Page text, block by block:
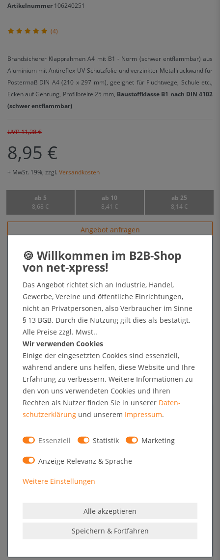
Artikelnummer 106240251
(4)
Brandsicherer Klapprahmen A4 mit B1 - Norm (schwer entflammbar) aus
Aluminium mit Antireflex-UV-Schutzfolie und verzinkter Metallrückwand für
Postermaß DIN A4 (210 x 297 mm), geeignet für Fluchtwege, Schule etc.,
Ecken auf Gehrung, Profilbreite 25 mm, Baustoffklasse B1 nach DIN 4102
(schwer entflammbar)
UVP 11,28 €
8,95 €
+ MwSt. 19%, zzgl. Versandkosten
ab 5
8,68 €
ab 10
8,41 €
ab 25
8,14 €
Angebot anfragen
Artikel lagernd und direkt versandbereit
Lieferung kostenfrei ab 49,90 € netto (DE)
Fügen Sie Artikel im Wert von 49.90 € für die kostenfreie Lieferung
hinzu.
In den Warenkorb
+ Sichere Zahlungsarten mit Käuferschutz oder Zahlung nach Erhalt der Ware auf Rechnung
Technische Daten
Angaben zur Produktsicherheit
241 x 328 x 10,8 mm
Das Angebot richtet sich an Industrie, Handel,
Gewerbe, Vereine und öffentliche Einrichtungen,
nicht an Privatpersonen, also Verbraucher im Sinne
§ 13 BGB. Durch die Nutzung gilt dies als bestätigt.
Alle Preise zzgl. Mwst..
Wir verwenden Cookies
Einige der eingesetzten Cookies sind essenziell,
während andere uns helfen, diese Website und Ihre
Erfahrung zu verbessern. Weitere Informationen zu
den von uns verwendeten Cookies und Ihren
Rechten als Nutzer finden Sie in unserer Daten­
schutz­erklärung und unserem Impressum.
Essenziell Statistik Marketing
Anzeige-Relevanz & Sprache
Weitere Einstellungen
Alle akzeptieren
Speichern & Fortfahren